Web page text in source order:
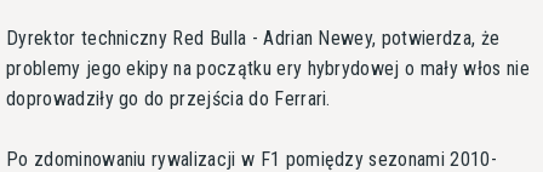
Dyrektor techniczny Red Bulla - Adrian Newey, potwierdza, że
problemy jego ekipy na początku ery hybrydowej o mały włos nie
doprowadziły go do przejścia do Ferrari.
Po zdominowaniu rywalizacji w F1 pomiędzy sezonami 2010-